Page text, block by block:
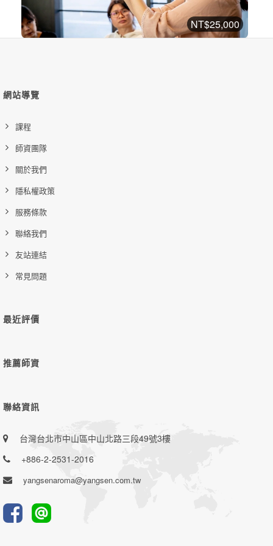
NT$25,000
網站導覽
課程
師資團隊
關於我們
隱私權政策
服務條款
聯絡我們
友站連結
常見問題
最近評價
推薦師資
聯絡資訊
台灣台北市中山區中山北路三段49號3樓
+886-2-2531-2016
yangsenaroma@yangsen.com.tw